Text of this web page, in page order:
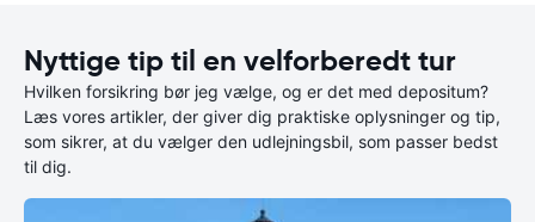
Nyttige tip til en velforberedt tur
Hvilken forsikring bør jeg vælge, og er det med depositum?
Læs vores artikler, der giver dig praktiske oplysninger og tip,
som sikrer, at du vælger den udlejningsbil, som passer bedst
til dig.